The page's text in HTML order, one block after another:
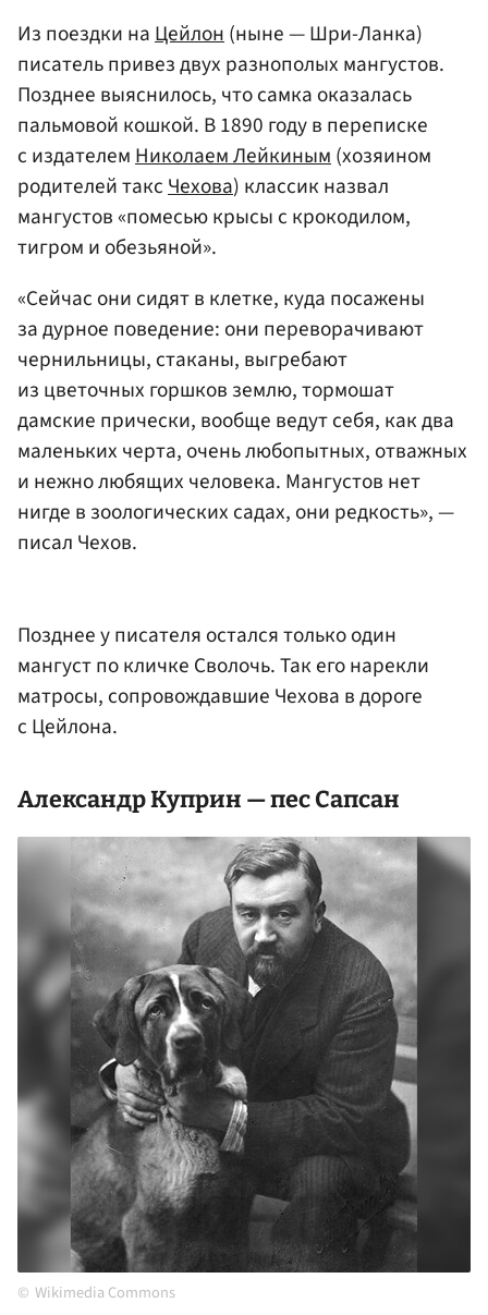
Из поездки на Цейлон (ныне — Шри-Ланка)
писатель привез двух разнополых мангустов.
Позднее выяснилось, что самка оказалась
пальмовой кошкой. В 1890 году в переписке
с издателем Николаем Лейкиным (хозяином
родителей такс Чехова) классик назвал
мангустов «помесью крысы с крокодилом,
тигром и обезьяной».
«Сейчас они сидят в клетке, куда посажены
за дурное поведение: они переворачивают
чернильницы, стаканы, выгребают
из цветочных горшков землю, тормошат
дамские прически, вообще ведут себя, как два
маленьких черта, очень любопытных, отважных
и нежно любящих человека. Мангустов нет
нигде в зоологических садах, они редкость», —
писал Чехов.
Позднее у писателя остался только один
мангуст по кличке Сволочь. Так его нарекли
матросы, сопровождавшие Чехова в дороге
с Цейлона.
Александр Куприн — пес Сапсан
Wikimedia Commons